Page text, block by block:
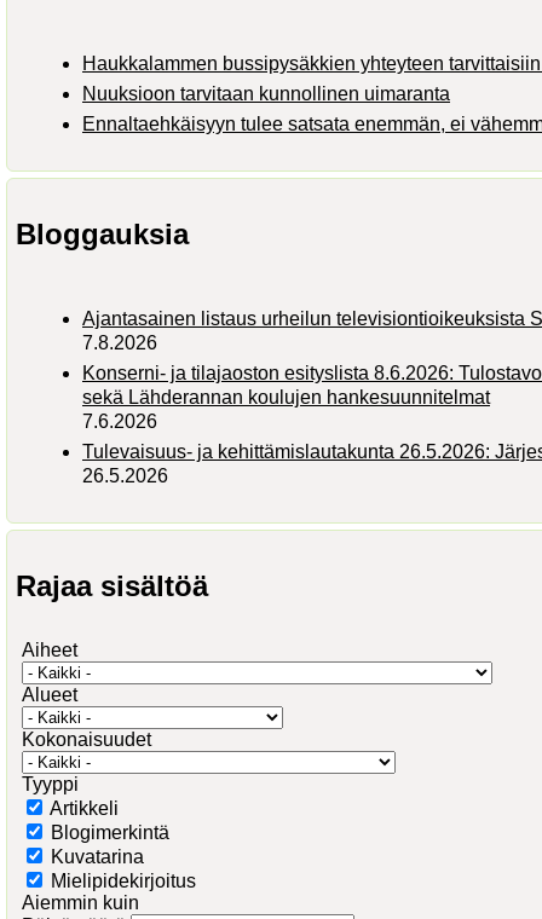
Haukkalammen bussipysäkkien yhteyteen
Nuuksioon tarvitaan kunnollinen uimaranta
Ennaltaehkäisyyn tulee satsata enemmän, ei
Bloggauksia
Ajantasainen listaus urheilun televisiontioikeuksista
7.8.2026
Konserni- ja tilajaoston esityslista 8.6.2026:
sekä Lähderannan koulujen hankesuunnitelmat
7.6.2026
Tulevaisuus- ja kehittämislautakunta 26.5.2026:
26.5.2026
Rajaa sisältöä
Aiheet
Alueet
Kokonaisuudet
Tyyppi
Artikkeli
Blogimerkintä
Kuvatarina
Mielipidekirjoitus
Aiemmin kuin